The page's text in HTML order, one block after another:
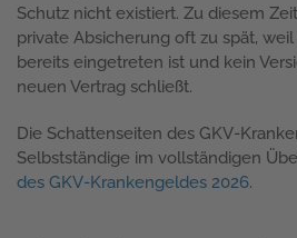
Schutz nicht existiert. Zu diesem
private Absicherung oft zu spät,
bereits eingetreten ist und kein
neuen Vertrag schließt.
Die Schattenseiten des GKV-
Selbstständige im vollständigen
des GKV-Krankengeldes 2026.